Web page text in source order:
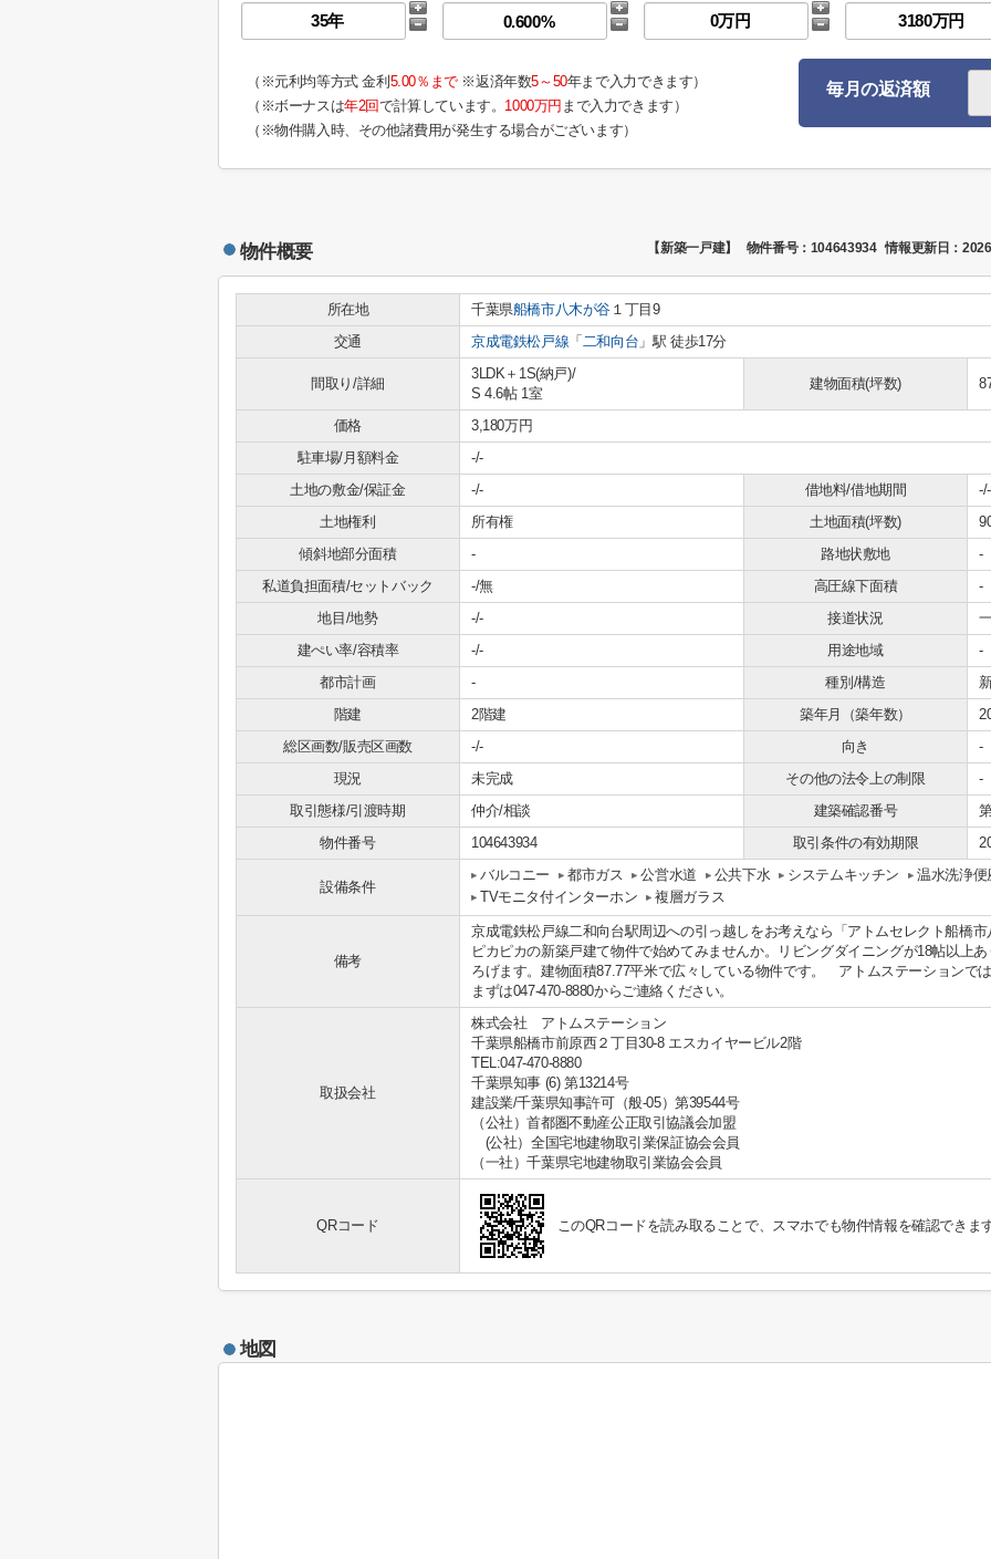
（※元利均等方式 金利 5.00％まで※返済年数5～50年まで入力できます）
（※ボーナスは年2回で計算しています。 1000万円 まで入力できます）
（※物件購入時、その他諸費用が発生する場合がございます）
毎月の返済額
物件概要 【新築一戸建】 物件番号：104643934 情報更新日：
所在地 千葉県船橋市八木が谷 １丁目9
交通
京成電鉄松戸線 「 二和向台 」駅 徒歩17分
間取り/詳細
3LDK＋1S(納戸)/
S 4.6帖 1室
建物面積(坪数)
価格
3,180万円
駐車場/月額料金
-/-
土地の敷金/保証金
-/- 借地料/借地期間
-/-
土地権利
所有権 土地面積(坪数)
傾斜地部分面積
- 路地状敷地
-
私道負担面積/セットバック
-/無 高圧線下面積
-
地目/地勢
-/- 接道状況
建ぺい率/容積率
-/- 用途地域
-
都市計画
- 種別/構造
階建
2階建 築年月（築年数）
総区画数/販売区画数
-/- 向き
-
現況
未完成 その他の法令上の制限
-
取引態様/引渡時期
仲介/相談 建築確認番号
物件番号
104643934 取引条件の有効期限
設備条件
バルコニー 都市ガス 公営水道 公共下水 システムキッチン
温水洗浄便
TVモニタ付インターホン
複層ガラス
備考
京成電鉄松戸線二和向台駅周辺への引っ越しをお考えなら「アトムセレクト船
ピカピカの新築戸建て物件で始めてみませんか。リビングダイニングが18帖以上
ろげます。建物面積87.77平米で広々している物件です。 アトムステーションで
まずは047-470-8880からご連絡ください。
取扱会社
株式会社 アトムステーション
千葉県船橋市前原西２丁目30-8 エスカイヤービル2階
TEL:047-470-8880
千葉県知事 (6) 第13214号
建設業/千葉県知事許可（般-05）第39544号
（公社）首都圏不動産公正取引協議会加盟
(公社）全国宅地建物取引業保証協会会員
（一社）千葉県宅地建物取引業協会会員
QRコード このQRコードを読み取ることで、スマホでも物件情報を確認できま
地図